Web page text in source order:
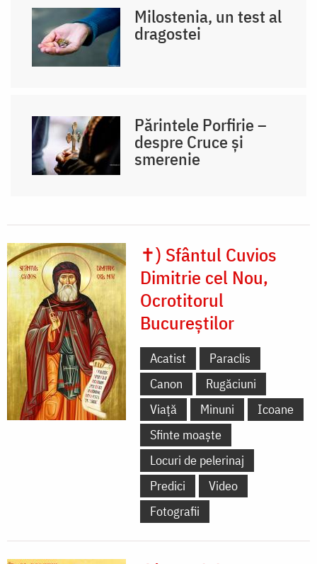
Milostenia, un test al
dragostei
Părintele Porfirie –
despre Cruce și
smerenie
✝) Sfântul Cuvios
Dimitrie cel Nou,
Ocrotitorul
Bucureștilor
Acatist
Paraclis
Canon
Rugăciuni
Viață
Minuni
Icoane
Sfinte moaște
Locuri de pelerinaj
Predici
Video
Fotografii